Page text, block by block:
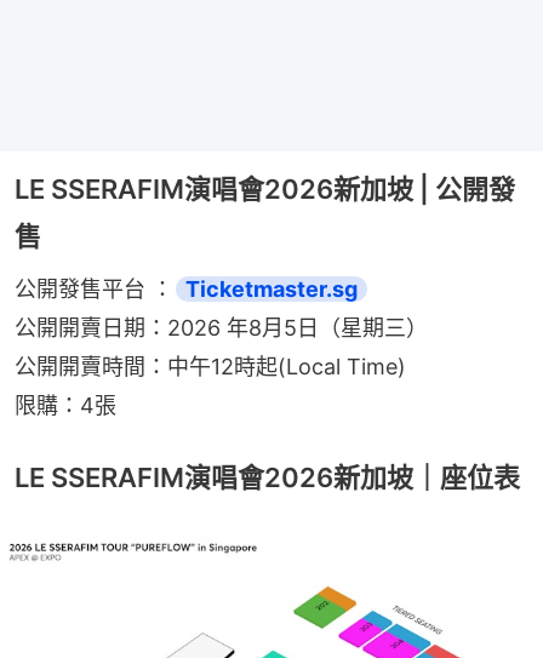
LE SSERAFIM演唱會2026新加坡 | 公開發
售
公開發售平台 ：
Ticketmaster.sg
公開開賣日期：2026 年8月5日（星期三）
公開開賣時間：中午12時起(Local Time)
限購：4張
LE SSERAFIM演唱會2026新加坡｜座位表